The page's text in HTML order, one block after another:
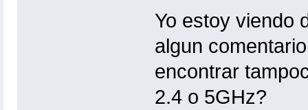
Yo estoy viendo
algun
encontrar
2.4 o 5GHz?